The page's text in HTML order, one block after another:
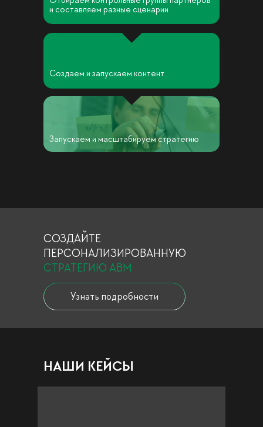
Запускаем и масштабируем стратегию
Создаем и запускаем контент
и составляем разные сценарии
СОЗДАЙТЕ
ПЕРСОНАЛИЗИРОВАННУЮ
СТРАТЕГИЮ АВМ
Узнать подробности
НАШИ КЕЙСЫ